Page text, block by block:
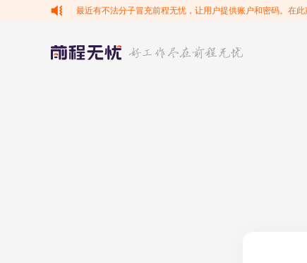
最近有不法分子冒充前程无忧，让用户提供账户和密码。在